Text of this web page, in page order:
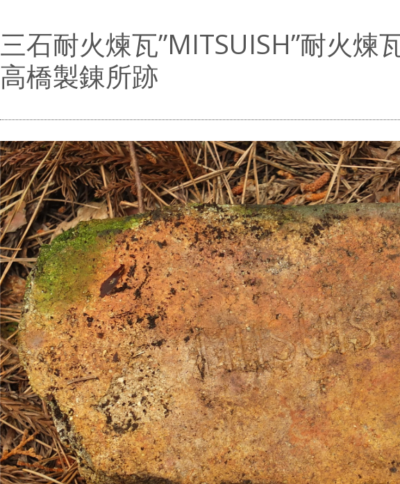
三石耐火煉瓦”MITSUISH”耐火煉
高橋製錬所跡